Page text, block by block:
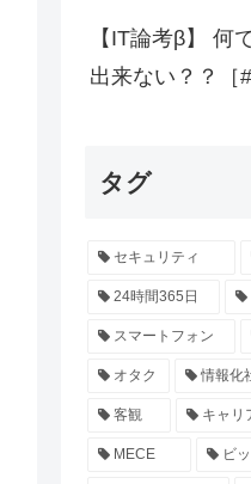
【IT論考β】 何
出来ない？？［
タグ
セキュリティ
24時間365日
スマートフォン
オタク 情報化
客観 キャリ
MECE ビ